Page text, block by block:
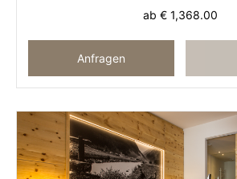
ab € 1,368.00
Anfragen